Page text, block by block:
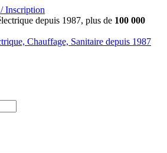
Inscription
depuis 1987, plus de 100 000